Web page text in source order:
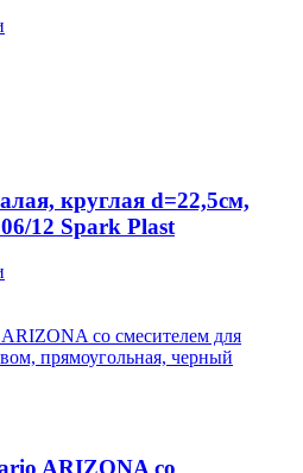
круглая d=22,5см,
12 Spark Plast
ARIZONA со